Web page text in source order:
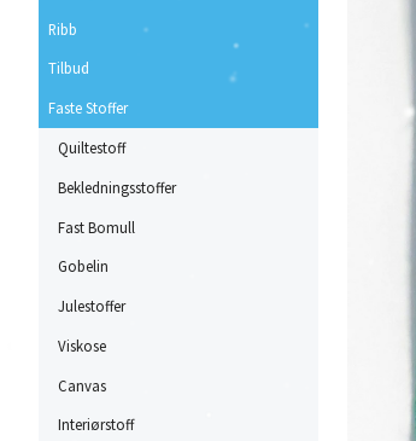
Ribb
Tilbud
Faste Stoffer
Quiltestoff
Bekledningsstoffer
Fast Bomull
Gobelin
Julestoffer
Viskose
Canvas
Interiørstoff